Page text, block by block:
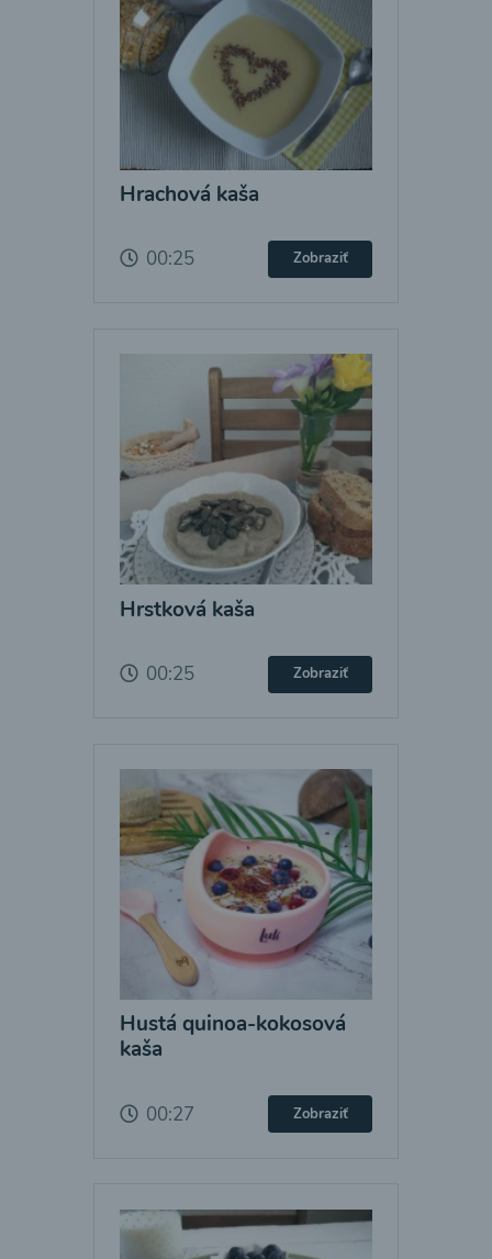
Hrachová kaša
00:25 Zobraziť
Hrstková kaša
00:25 Zobraziť
Hustá quinoa-kokosová
kaša
00:27 Zobraziť